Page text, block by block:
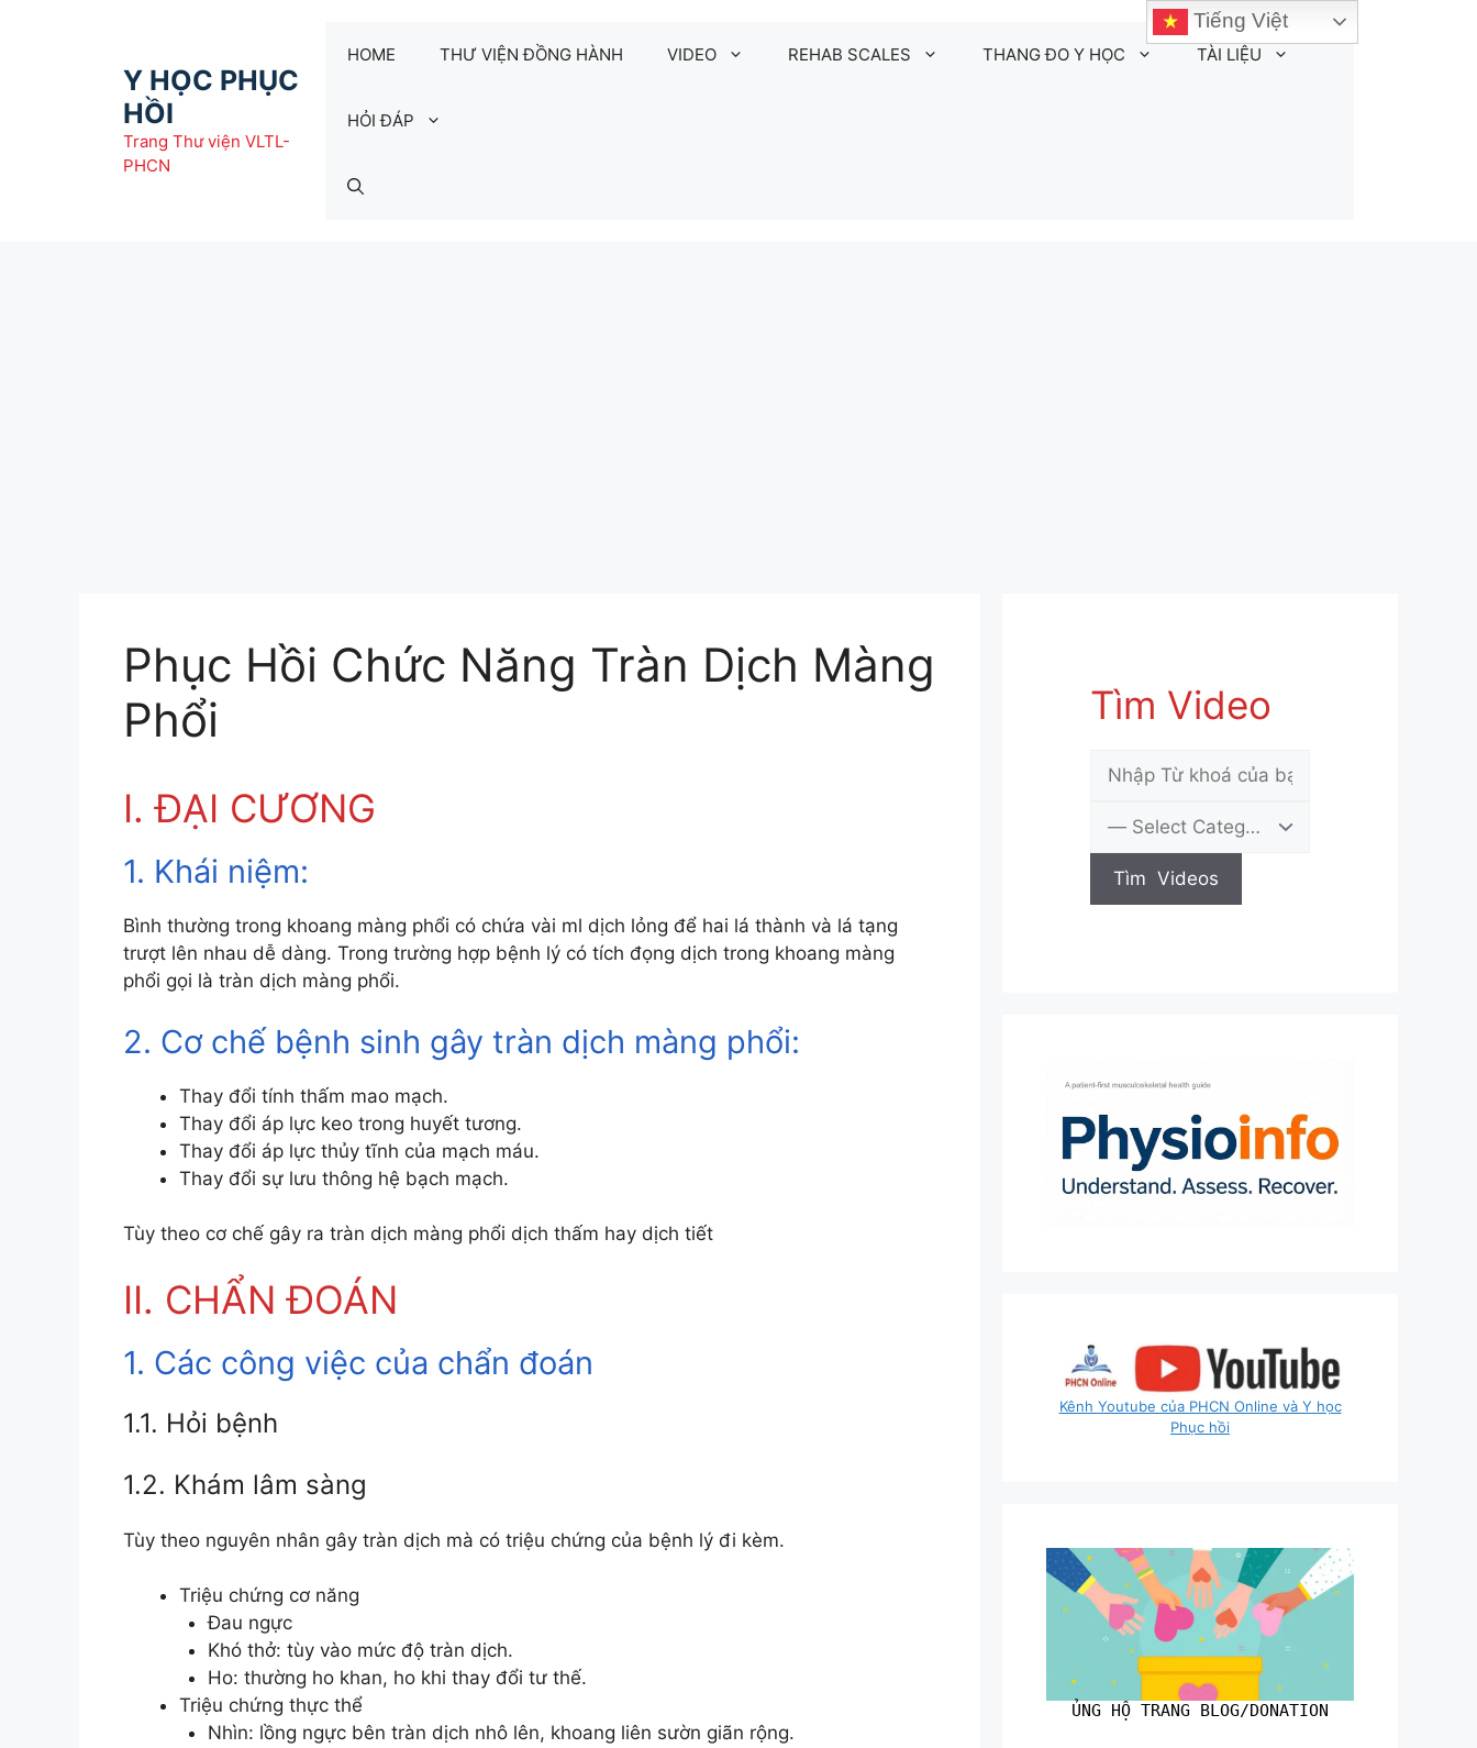
Y HỌC PHỤC
HỒI
Trang Thư viện VLTL-
PHCN
HOME THƯ VIỆN ĐỒNG HÀNH VIDEO REHAB SCALES THANG ĐO Y HỌC TÀI LIỆU
HỎI ĐÁP
Phục Hồi Chức Năng Tràn Dịch Màng
Phổi
I. ĐẠI CƯƠNG
1. Khái niệm:
Bình thường trong khoang màng phổi có chứa vài ml dịch lỏng để hai lá thành và lá tạng
trượt lên nhau dễ dàng. Trong trường hợp bệnh lý có tích đọng dịch trong khoang màng
phổi gọi là tràn dịch màng phổi.
2. Cơ chế bệnh sinh gây tràn dịch màng phổi:
Thay đổi tính thấm mao mạch.
Thay đổi áp lực keo trong huyết tương.
Thay đổi áp lực thủy tĩnh của mạch máu.
Thay đổi sự lưu thông hệ bạch mạch.
Tùy theo cơ chế gây ra tràn dịch màng phổi dịch thấm hay dịch tiết
II. CHẨN ĐOÁN
1. Các công việc của chẩn đoán
1.1. Hỏi bệnh
1.2. Khám lâm sàng
Tùy theo nguyên nhân gây tràn dịch mà có triệu chứng của bệnh lý đi kèm.
Triệu chứng cơ năng
Đau ngực
Khó thở: tùy vào mức độ tràn dịch.
Ho: thường ho khan, ho khi thay đổi tư thế.
Triệu chứng thực thể
Nhìn: lồng ngực bên tràn dịch nhô lên, khoang liên sườn giãn rộng.
Tìm Video
Kênh Youtube của PHCN Online và Y học
Phục hồi
ỦNG HỘ TRANG BLOG/DONATION
Tiếng Việt